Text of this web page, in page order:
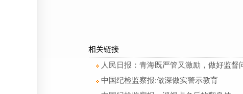
相关链接
人民日报：青海既严管又激励，做好监
中国纪检监察报:做深做实警示教育